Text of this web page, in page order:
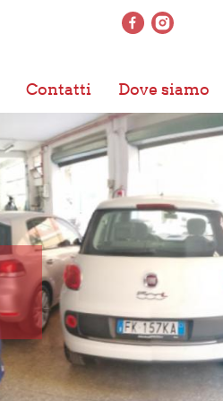
Contatti Dove siamo